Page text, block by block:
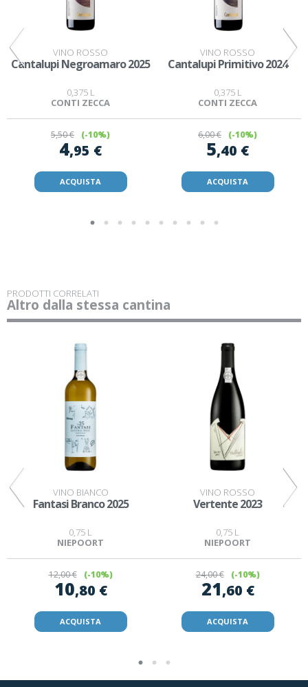
VINO ROSSO
Cantalupi Negroamaro 2025
0,375 L
CONTI ZECCA
5,50 € (-10%)
4,95 €
ACQUISTA
VINO ROSSO
Cantalupi Primitivo 2024
0,375 L
CONTI ZECCA
6,00 € (-10%)
5,40 €
ACQUISTA
PRODOTTI CORRELATI
Altro dalla stessa cantina
VINO BIANCO
Fantasi Branco 2025
0,75 L
NIEPOORT
12,00 € (-10%)
10,80 €
ACQUISTA
VINO ROSSO
Vertente 2023
0,75 L
NIEPOORT
24,00 € (-10%)
21,60 €
ACQUISTA